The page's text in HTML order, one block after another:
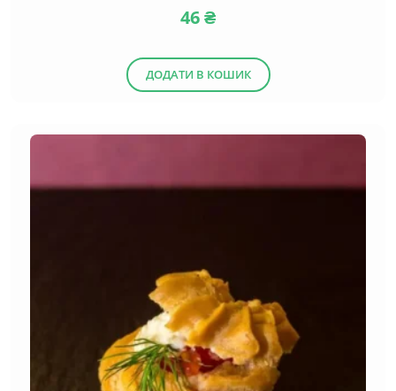
46₴
ДОДАТИ В КОШИК